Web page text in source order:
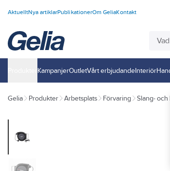
AktuelltNya artiklarPublikationerOm GeliaKontakt
KampanjerOutletVårt erbjudandeInteriör
Gelia Produkter Arbetsplats Förvaring Slang-